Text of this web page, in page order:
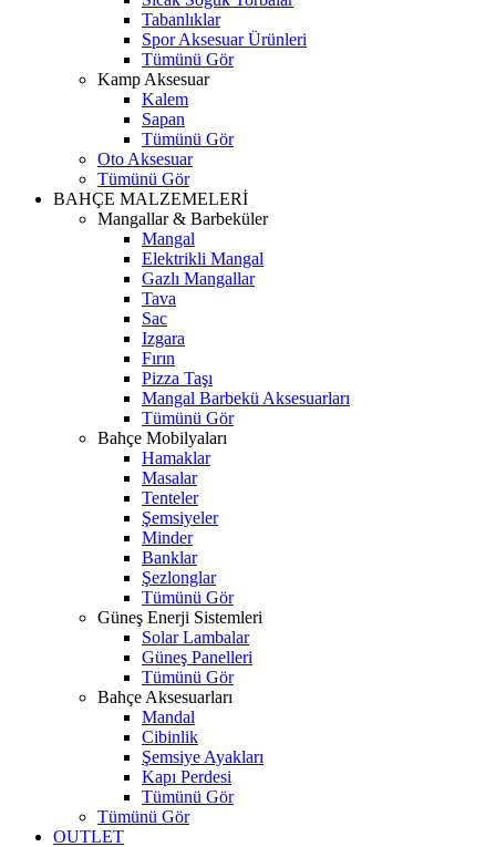
Tabanlıklar
Spor Aksesuar Ürünleri
Tümünü Gör
Kamp Aksesuar
Kalem
Sapan
Tümünü Gör
Oto Aksesuar
Tümünü Gör
BAHÇE MALZEMELERİ
Mangallar & Barbeküler
Mangal
Elektrikli Mangal
Gazlı Mangallar
Tava
Sac
Izgara
Fırın
Pizza Taşı
Mangal Barbekü Aksesuarları
Tümünü Gör
Bahçe Mobilyaları
Hamaklar
Masalar
Tenteler
Şemsiyeler
Minder
Banklar
Şezlonglar
Tümünü Gör
Güneş Enerji Sistemleri
Solar Lambalar
Güneş Panelleri
Tümünü Gör
Bahçe Aksesuarları
Mandal
Cibinlik
Şemsiye Ayakları
Kapı Perdesi
Tümünü Gör
Tümünü Gör
OUTLET